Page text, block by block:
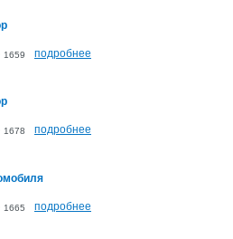
1659 подробнее
1678 подробнее
1665 подробнее